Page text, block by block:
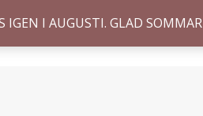
IGEN I AUGUSTI. GLAD SOMMAR